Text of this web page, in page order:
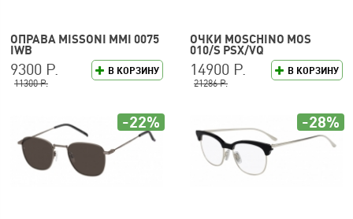
ОПРАВА MISSONI MMI 0075
IWB
В КОРЗИНУ
9300 Р.
11300 Р.
ОЧКИ MOSCHINO MOS
010/S PSX/VQ
В КОРЗИНУ
14900 Р.
21286 Р.
-22% -28%